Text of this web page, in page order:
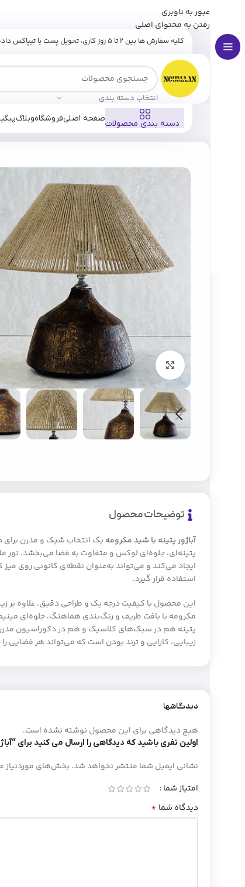
عبور به ناوبری
رفتن به محتوای اصلی
ارسال رایگان
سفارش های بالای
۵ میلیون تومان
کلیه سفارش ها بین ۲ تا ۵ روز کاری، تحویل پست یا تیپاکس داده می شوند.
انتخاب دسته بندی
دسته بندی محصولاتصفحه اصلیفروشگاهوبلاگ
فروشگاه دکوری نور و روشنایی
بزرگنمایی تصویر
توضیحات محصول
آباژور پتینه با شید مکرومه یک انتخاب شیک و مدرن برای
پتینه‌ای، جلوه‌ای لوکس و متفاوت به فضا می‌بخشد. نور
ایجاد می‌کند و می‌تواند به‌عنوان نقطه‌ی کانونی روی میز
استفاده قرار گیرد.
این محصول با کیفیت درجه یک و طراحی دقیق، علاوه بر
مکرومه با بافت ظریف و رنگ‌بندی هماهنگ، جلوه‌ای
پتینه هم در سبک‌های کلاسیک و هم در دکوراسیون مدرن
زیبایی، کارایی و ترند بودن است که می‌تواند هر فضایی
دیدگاهها
هیچ دیدگاهی برای این محصول نوشته نشده است.
اولین نفری باشید که دیدگاهی را ارسال می کنید برای
نشانی ایمیل شما منتشر نخواهد شد. بخش‌های موردنیاز
امتیاز شما
دیدگاه شما *
برای وارد شدن به کانال بله نومان کلیک کنید